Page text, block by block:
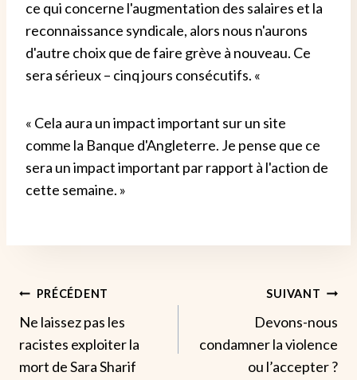
ce qui concerne l'augmentation des salaires et la
reconnaissance syndicale, alors nous n'aurons
d'autre choix que de faire grève à nouveau. Ce
sera sérieux – cinq jours consécutifs. «
« Cela aura un impact important sur un site
comme la Banque d'Angleterre. Je pense que ce
sera un impact important par rapport à l'action de
cette semaine. »
Navigation
De
L’article
PRÉCÉDENT
Ne laissez pas les
racistes exploiter la
mort de Sara Sharif
SUIVANT
Devons-nous
condamner la violence
ou l’accepter ?